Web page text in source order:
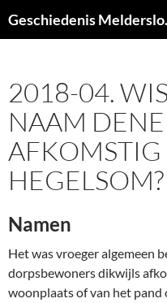
naar
2018-04.
NAAM
AFKOMSTIG
HEGELSOM?
Namen
Het was vroeger algemeen
dorpsbewoners dikwijls
woonplaats of van het pand